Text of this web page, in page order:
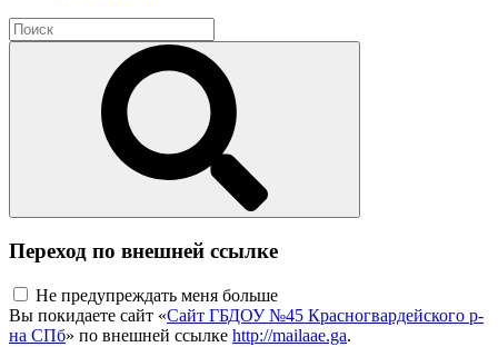
Переход по внешней ссылке
Не предупреждать меня больше
Вы покидаете сайт «Сайт ГБДОУ №45 Красногвардейского р-
на СПб» по внешней ссылке http://mailaae.ga.